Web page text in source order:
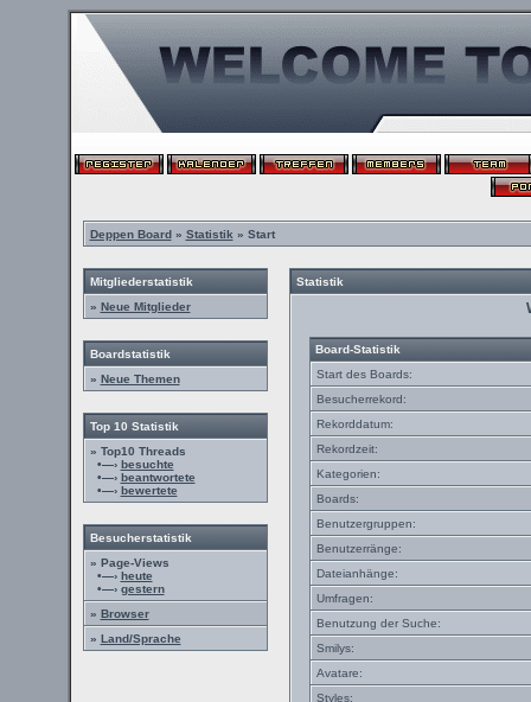
Deppen Board» Statistik » Start
Mitgliederstatistik
» Neue Mitglieder
Boardstatistik
» Neue Themen
Top 10 Statistik
» Top10 Threads
•—› besuchte
•—› beantwortete
•—› bewertete
Besucherstatistik
» Page-Views
•—› heute
•—› gestern
» Browser
» Land/Sprache
Statistik
Board-Statistik
Start des Boards:
Besucherrekord:
Rekorddatum:
Rekordzeit:
Kategorien:
Boards:
Benutzergruppen:
Benutzerränge:
Dateianhänge:
Umfragen:
Benutzung der Suche:
Smilys:
Avatare:
Styles: